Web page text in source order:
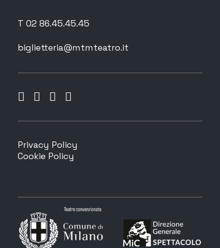
T 02 86.45.45.45
biglietteria@mtmteatro.it
Privacy Policy
Cookie Policy